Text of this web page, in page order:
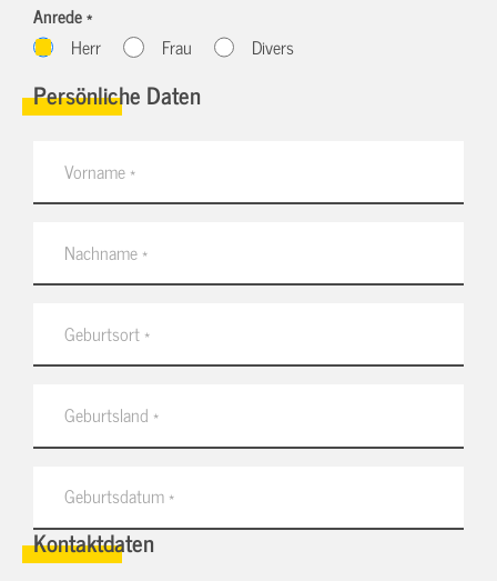
Anrede *
Herr
Frau Divers
Persönliche Daten
Kontaktdaten